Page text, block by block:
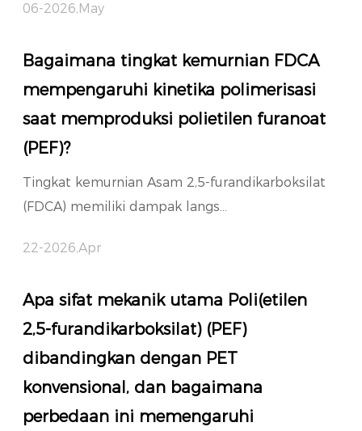
06-2026,May
Bagaimana tingkat kemurnian FDCA
mempengaruhi kinetika polimerisasi
saat memproduksi polietilen furanoat
(PEF)?
Tingkat kemurnian Asam 2,5-furandikarboksilat
(FDCA) memiliki dampak langs...
22-2026,Apr
Apa sifat mekanik utama Poli(etilen
2,5-furandikarboksilat) (PEF)
dibandingkan dengan PET
konvensional, dan bagaimana
perbedaan ini memengaruhi